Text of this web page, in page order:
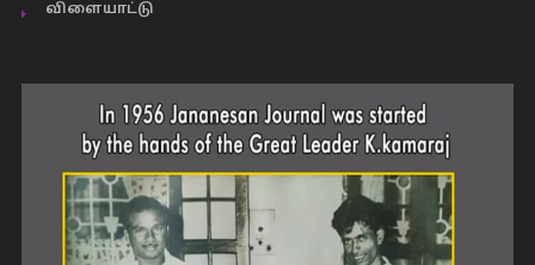
விளையாட்டு